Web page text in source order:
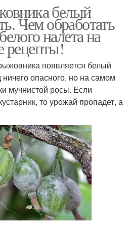
белый
Чем обработать
налета на
рецепты!
появляется белый
опасного, но на самом
мучнистой росы. Если
то урожай пропадет, а